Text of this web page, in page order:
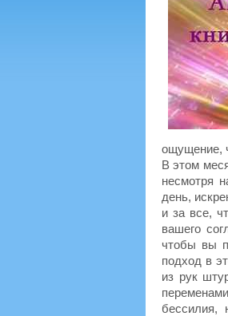
ощущение,
В этом
несмотря
день,
и за все,
вашего
чтобы вы
подход в
из рук
бессилия,